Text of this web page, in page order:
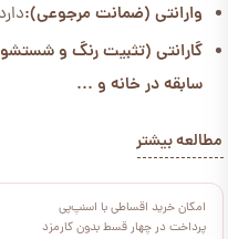
وارانتی (ضمانت مرجوعی):دارد
گارانتی (تثبیت رنگ و
سابقه در خانه و ...
مطالعه بیشتر
امکان خرید اقساطی با اسنپ‌پی
پرداخت در چهار قسط بدون کارمزد